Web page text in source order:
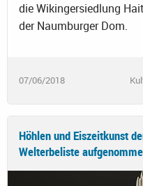
die Wikingersiedlung
der Naumburger Dom.
07/06/2018
Höhlen und Eiszeitkunst
Welterbeliste